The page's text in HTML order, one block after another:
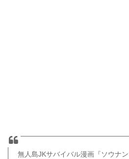
無人島JKサバイバル漫画『ソウナ